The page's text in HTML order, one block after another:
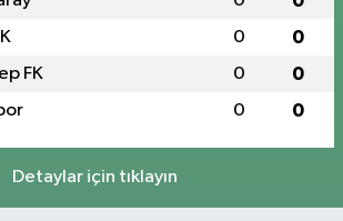
0 0
FK 0 0
0 0
Detaylar için tıklayın